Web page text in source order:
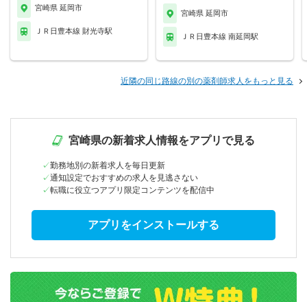
宮崎県 延岡市
ＪＲ日豊本線 財光寺駅
宮崎県 延岡市
ＪＲ日豊本線 南延岡駅
近隣の同じ路線の別の薬剤師求人をもっと見る
宮崎県の新着求人情報をアプリで見る
勤務地別の新着求人を毎日更新
通知設定でおすすめの求人を見逃さない
転職に役立つアプリ限定コンテンツを配信中
アプリをインストールする